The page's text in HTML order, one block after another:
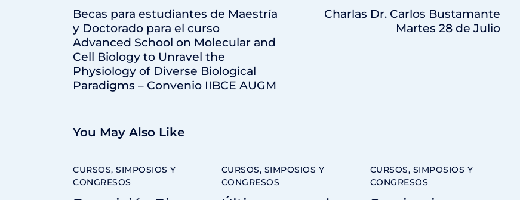
Becas para estudiantes de Maestría
y Doctorado para el curso
Advanced School on Molecular and
Cell Biology to Unravel the
Physiology of Diverse Biological
Paradigms – Convenio IIBCE AUGM
Charlas Dr. Carlos Bustamante
Martes 28 de Julio
You May Also Like
CURSOS, SIMPOSIOS Y
CONGRESOS
CURSOS, SIMPOSIOS Y
CONGRESOS
CURSOS, SIMPOSIOS Y
CONGRESOS